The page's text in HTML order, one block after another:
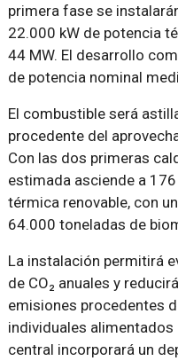
primera fase se
22.000 kW de potencia
44 MW. El desarrollo
de potencia nominal
El combustible será
procedente del
Con las dos primeras
estimada asciende a
térmica renovable, con
64.000 toneladas de
La instalación permitirá
de CO₂ anuales y
emisiones procedentes
individuales
central incorporará un